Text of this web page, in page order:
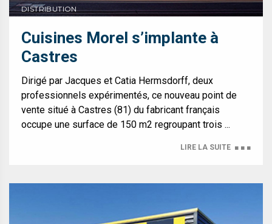
DISTRIBUTION
Cuisines Morel s’implante à
Castres
Dirigé par Jacques et Catia Hermsdorff, deux
professionnels expérimentés, ce nouveau point de
vente situé à Castres (81) du fabricant français
occupe une surface de 150 m2 regroupant trois ...
LIRE LA SUITE ■ ■ ■